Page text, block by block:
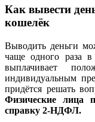
Как вывести
кошелёк
Выводить деньги
чаще одного раза
выплачивает
индивидуальным
придётся решать
Физические лица
справку 2-НДФЛ.